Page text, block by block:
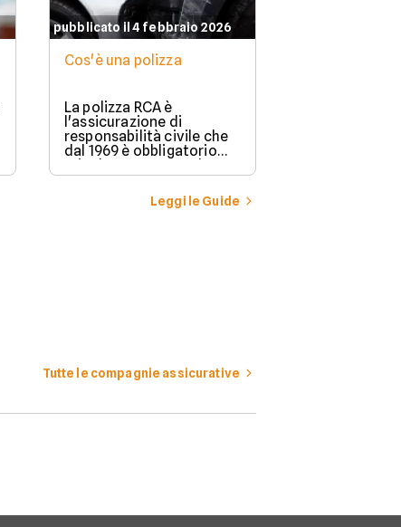
pubblicato il 4 febbraio 2026
Cos'è una polizza
La polizza RCA è
l'assicurazione di
responsabilità civile che
dal 1969 è obbligatorio
stipulare per possedere e
guidare in Italia un
veicolo a motore.Leggi le Guide
Tutte le compagnie assicurative